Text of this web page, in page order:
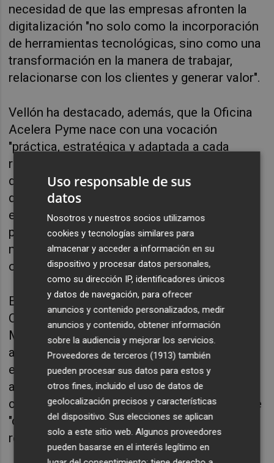
necesidad de que las empresas afronten la
digitalización "no solo como la incorporación
de herramientas tecnológicas, sino como una
transformación en la manera de trabajar,
relacionarse con los clientes y generar valor".
Vellón ha destacado, además, que la Oficina
Acelera Pyme nace con una vocación
"práctica, estratégica y adaptada a cada
realidad empresarial", y ha explicado que
desde principios de año el equipo ya trabaja
de forma individualizada con una veintena de
empresas y emprendedores de la provincia
para ayudarles a identificar oportunidades de
mejora e incorporar soluciones digitales
orientadas al crecimiento y la competitividad.
En este sentido, ha recordado también que la
OAP de CEEI Castellón, dirigida por Javier
Martínez, está desarrollando nuevas
acciones formativas y actividades
especializadas en ámbitos como
automatización, marketing digital, estrategia
comercial o ciberseguridad, con el objetivo de
"convertir la digitalización en resultados
reales para las empresas".
Uso responsable de sus
datos
Nosotros y nuestros socios utilizamos
cookies y tecnologías similares para
almacenar y acceder a información en su
dispositivo y procesar datos personales,
como su dirección IP, identificadores únicos
y datos de navegación, para ofrecer
anuncios y contenido personalizados, medir
anuncios y contenido, obtener información
sobre la audiencia y mejorar los servicios.
Proveedores de terceros (1913) también
pueden procesar sus datos para estos y
otros fines, incluido el uso de datos de
geolocalización precisos y características
del dispositivo. Sus elecciones se aplican
solo a este sitio web. Algunos proveedores
pueden basarse en el interés legítimo en